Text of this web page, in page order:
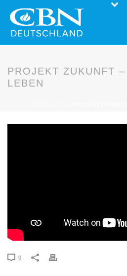
PROJEKT ZUKUNFT
LEBEN
0